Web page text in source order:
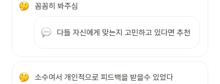
꼼꼼히 봐주심
다들 자신에게 맞는지 고민하고 있다면 추천
소수여서 개인적으로 피드백을 받을수 있었다